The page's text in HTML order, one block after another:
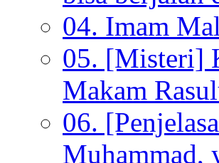
04. Imam
05. [Misteri]
Makam
06.
Muhammad,